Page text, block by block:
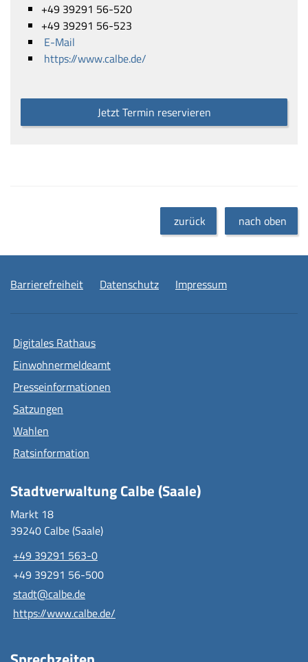
+49 39291 56-520
+49 39291 56-523
E-Mail
https://www.calbe.de/
Jetzt Termin reservieren
zurück nach oben
Barrierefreiheit Datenschutz Impressum
Digitales Rathaus
Einwohnermeldeamt
Presseinformationen
Satzungen
Wahlen
Ratsinformation
Stadtverwaltung Calbe (Saale)
Markt 18
39240 Calbe (Saale)
+49 39291 563-0
+49 39291 56-500
stadt@calbe.de
https://www.calbe.de/